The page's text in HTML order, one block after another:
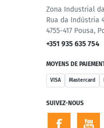
Zona Industrial
Rua da Indústria
4755-417 Pousa,
+351 935 635 754
MOYENS DE
VISA Mastercard
SUIVEZ-NOUS